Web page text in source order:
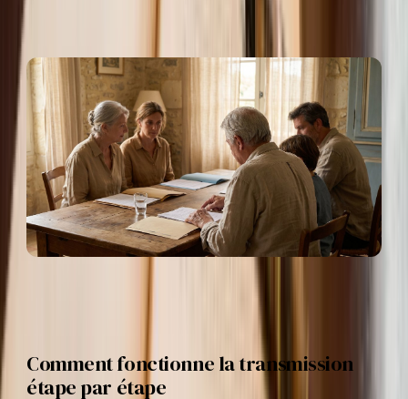
Comment fonctionne la transmission
étape par étape